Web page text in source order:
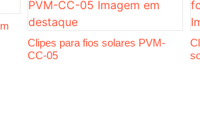
Clipes para fios solares PVM-
CC-05